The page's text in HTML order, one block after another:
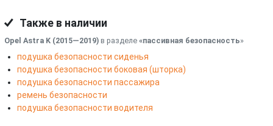
Также в наличии
Opel Astra K (2015—2019) в разделе «пассивная безопасность»
подушка безопасности сиденья
подушка безопасности боковая (шторка)
подушка безопасности пассажира
ремень безопасности
подушка безопасности водителя